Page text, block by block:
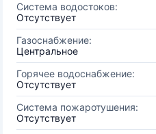
Система водостоков:
Отсутствует
Газоснабжение:
Центральное
Горячее водоснабжение:
Отсутствует
Система пожаротушения:
Отсутствует